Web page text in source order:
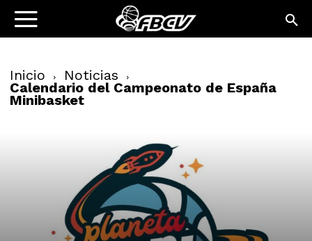
Inicio Noticias
Calendario del Campeonato de España
Minibasket